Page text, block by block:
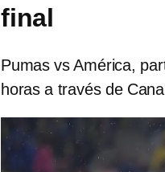
final
Pumas vs América,
horas a través de